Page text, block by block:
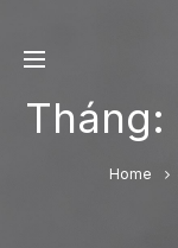
Tháng:
Home